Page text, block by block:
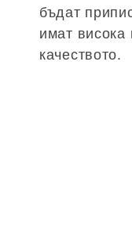
бъдат
имат висока
качеството.